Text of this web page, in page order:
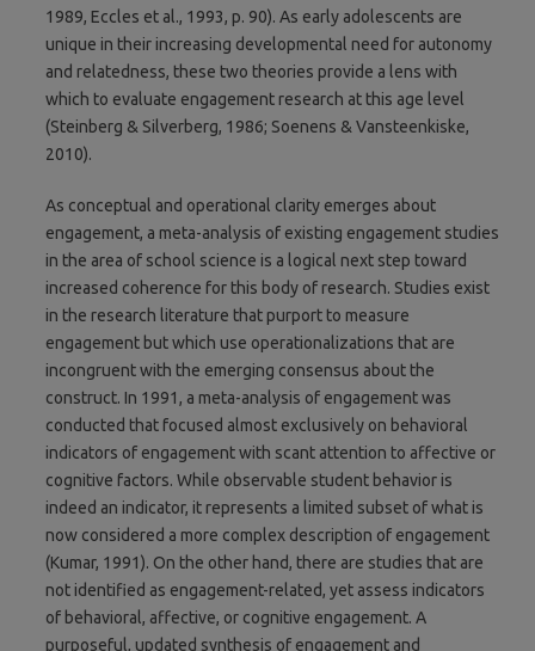
1989, Eccles et al., 1993, p. 90). As early adolescents are
unique in their increasing developmental need for autonomy
and relatedness, these two theories provide a lens with
which to evaluate engagement research at this age level
(Steinberg & Silverberg, 1986; Soenens & Vansteenkiske,
2010).
As conceptual and operational clarity emerges about
engagement, a meta-analysis of existing engagement studies
in the area of school science is a logical next step toward
increased coherence for this body of research. Studies exist
in the research literature that purport to measure
engagement but which use operationalizations that are
incongruent with the emerging consensus about the
construct. In 1991, a meta-analysis of engagement was
conducted that focused almost exclusively on behavioral
indicators of engagement with scant attention to affective or
cognitive factors. While observable student behavior is
indeed an indicator, it represents a limited subset of what is
now considered a more complex description of engagement
(Kumar, 1991). On the other hand, there are studies that are
not identified as engagement-related, yet assess indicators
of behavioral, affective, or cognitive engagement. A
purposeful, updated synthesis of engagement and